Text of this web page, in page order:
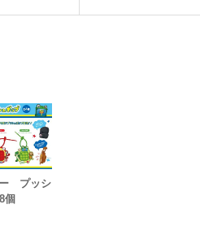
ー プッシ
個